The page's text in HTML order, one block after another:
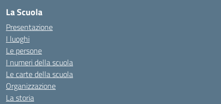
La Scuola
Presentazione
I luoghi
Le persone
I numeri della scuola
Le carte della scuola
Organizzazione
La storia